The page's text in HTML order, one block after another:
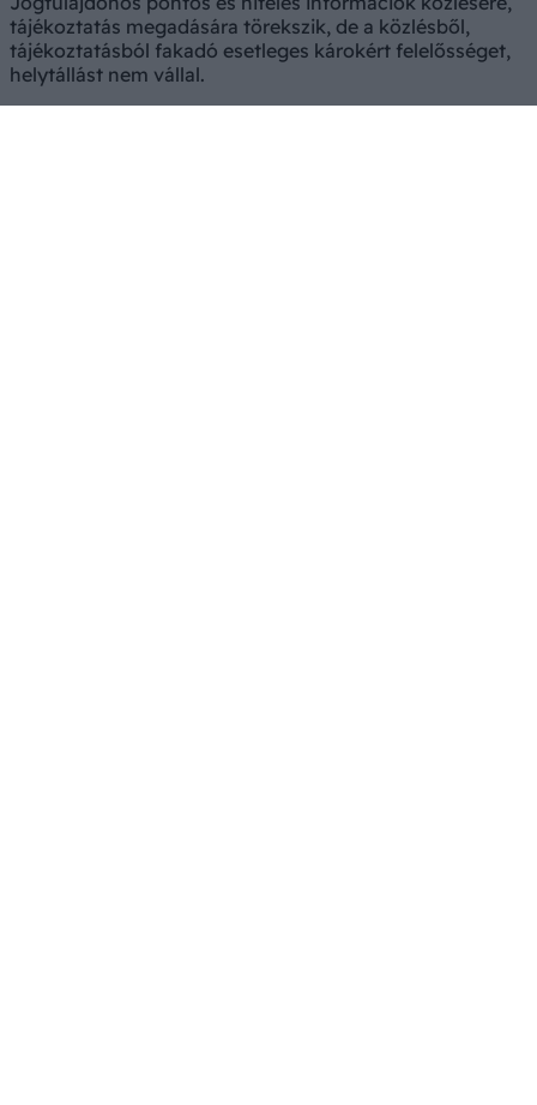
tájékoztatás megadására törekszik, de a közlésből,
tájékoztatásból fakadó esetleges károkért felelősséget,
helytállást nem vállal.